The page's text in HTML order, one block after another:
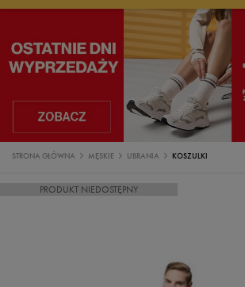
STRONA GŁÓWNA MĘSKIE UBRANIA KOSZULKI
PRODUKT NIEDOSTĘPNY